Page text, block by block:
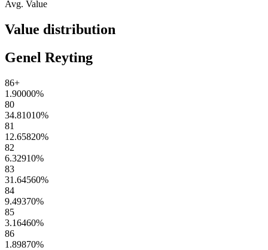
Avg. Value
Value distribution
Genel Reyting
86+
1.90000%
80
34.81010%
81
12.65820%
82
6.32910%
83
31.64560%
84
9.49370%
85
3.16460%
86
1.89870%